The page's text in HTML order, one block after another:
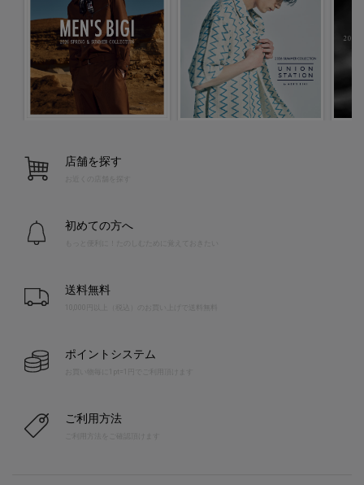
店舗を探す
お近くの店舗を探す
初めての方へ
送料無料
10,000円以上（税込）のお買い上げで送料無料
ポイントシステム
お買い物毎に1pt=1円でご利用頂けます
ご利用方法